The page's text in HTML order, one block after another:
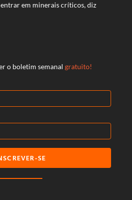
em minerais críticos, diz
o boletim semanal gratuito!
SE